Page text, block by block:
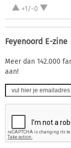
+1/-0
Feyenoord E-zine
Meer dan 142.000
aan!